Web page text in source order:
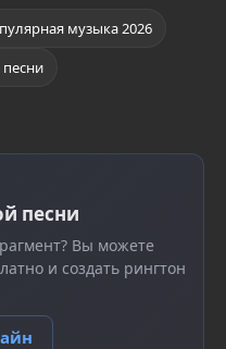
музыка 2026
песни
песни
Вы можете
и создать рингтон